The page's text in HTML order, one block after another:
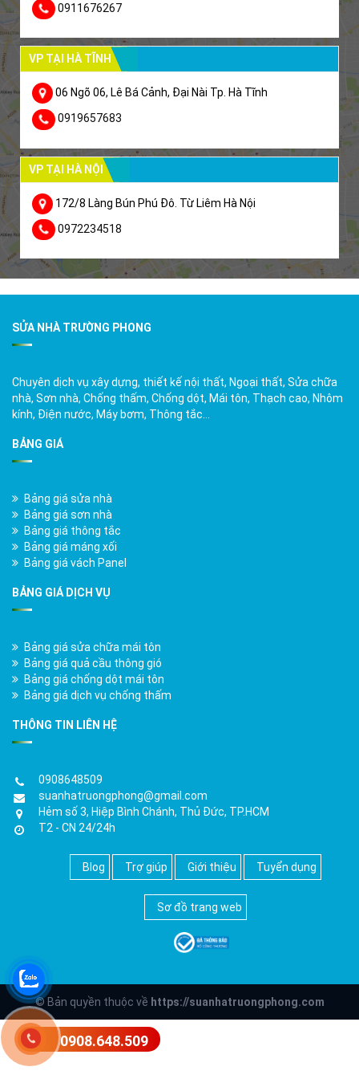
0911676267
VP TẠI HÀ TĨNH
06 Ngõ 06, Lê Bá Cảnh, Đại Nài Tp. Hà Tĩnh
0919657683
VP TẠI HÀ NỘI
172/8 Làng Bún Phú Đô. Từ Liêm Hà Nội
0972234518
SỬA NHÀ TRƯỜNG PHONG
Chuyên dịch vụ xây dựng, thiết kế nội thất, Ngoại thất, Sửa chữa
nhà, Sơn nhà, Chống thấm, Chống dột, Mái tôn, Thạch cao, Nhôm
kính, Điện nước, Máy bơm, Thông tắc…
BẢNG GIÁ
Bảng giá sửa nhà
Bảng giá sơn nhà
Bảng giá thông tắc
Bảng giá máng xối
Bảng giá vách Panel
BẢNG GIÁ DỊCH VỤ
Bảng giá sửa chữa mái tôn
Bảng giá quả cầu thông gió
Bảng giá chống dột mái tôn
Bảng giá dịch vụ chống thấm
THÔNG TIN LIÊN HỆ
0908648509
suanhatruongphong@gmail.com
Hẻm số 3, Hiệp Bình Chánh, Thủ Đức, TP.HCM
T2 - CN 24/24h
Blog Trợ giúp Giới thiệu Tuyển dụng
Sơ đồ trang web
© Bản quyền thuộc về https://suanhatruongphong.com
0908.648.509